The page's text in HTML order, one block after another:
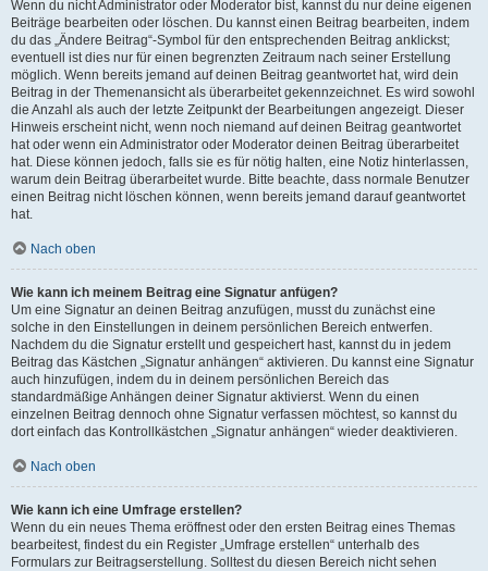
Wenn du nicht Administrator oder Moderator bist, kannst du nur deine eigenen
Beiträge bearbeiten oder löschen. Du kannst einen Beitrag bearbeiten, indem
du das „Ändere Beitrag“-Symbol für den entsprechenden Beitrag anklickst;
eventuell ist dies nur für einen begrenzten Zeitraum nach seiner Erstellung
möglich. Wenn bereits jemand auf deinen Beitrag geantwortet hat, wird dein
Beitrag in der Themenansicht als überarbeitet gekennzeichnet. Es wird sowohl
die Anzahl als auch der letzte Zeitpunkt der Bearbeitungen angezeigt. Dieser
Hinweis erscheint nicht, wenn noch niemand auf deinen Beitrag geantwortet
hat oder wenn ein Administrator oder Moderator deinen Beitrag überarbeitet
hat. Diese können jedoch, falls sie es für nötig halten, eine Notiz hinterlassen,
warum dein Beitrag überarbeitet wurde. Bitte beachte, dass normale Benutzer
einen Beitrag nicht löschen können, wenn bereits jemand darauf geantwortet
hat.
Nach oben
Wie kann ich meinem Beitrag eine Signatur anfügen?
Um eine Signatur an deinen Beitrag anzufügen, musst du zunächst eine
solche in den Einstellungen in deinem persönlichen Bereich entwerfen.
Nachdem du die Signatur erstellt und gespeichert hast, kannst du in jedem
Beitrag das Kästchen „Signatur anhängen“ aktivieren. Du kannst eine Signatur
auch hinzufügen, indem du in deinem persönlichen Bereich das
standardmäßige Anhängen deiner Signatur aktivierst. Wenn du einen
einzelnen Beitrag dennoch ohne Signatur verfassen möchtest, so kannst du
dort einfach das Kontrollkästchen „Signatur anhängen“ wieder deaktivieren.
Nach oben
Wie kann ich eine Umfrage erstellen?
Wenn du ein neues Thema eröffnest oder den ersten Beitrag eines Themas
bearbeitest, findest du ein Register „Umfrage erstellen“ unterhalb des
Formulars zur Beitragserstellung. Solltest du diesen Bereich nicht sehen